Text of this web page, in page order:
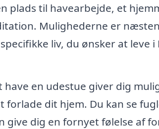
plads til havearbejde, et
Mulighederne er
liv, du ønsker at leve i
have en udestue giver dig
dit hjem. Du kan se
give dig en fornyet følelse af